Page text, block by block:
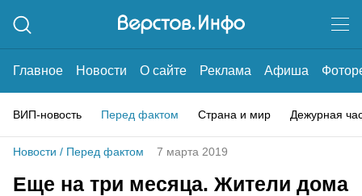
Главное Новости О сайте Реклама Афиша
ВИП-новость Перед фактом Страна и мир Дежурная
Новости / Перед фактом 7 марта 2019
Еще на три месяца. Жители дома